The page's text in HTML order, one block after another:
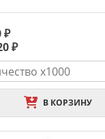
₽
₽
В КОРЗИНУ